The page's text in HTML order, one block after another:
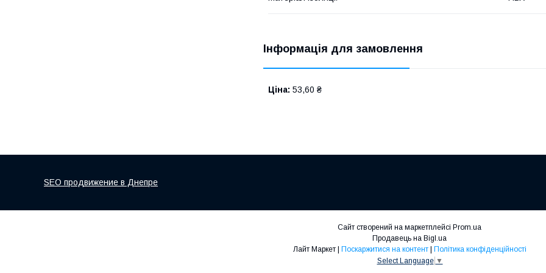
Інформація для замовлення
Ціна: 53,60 ₴
SEO продвижение в Днепре
Сайт створений на маркетплейсі Prom.ua
Продавець на Bigl.ua
Лайт Маркет | Поскаржитися на контент | Політика конфіденційності
Select Language ▼